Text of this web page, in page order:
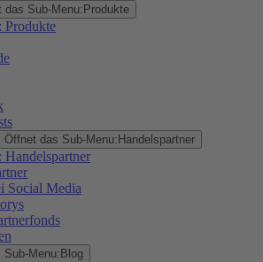
das Sub-Menu: Produkte
Produkte
Öffnet das Sub-Menu: Handelspartner
Handelspartner
Social Media
Menu: Blog